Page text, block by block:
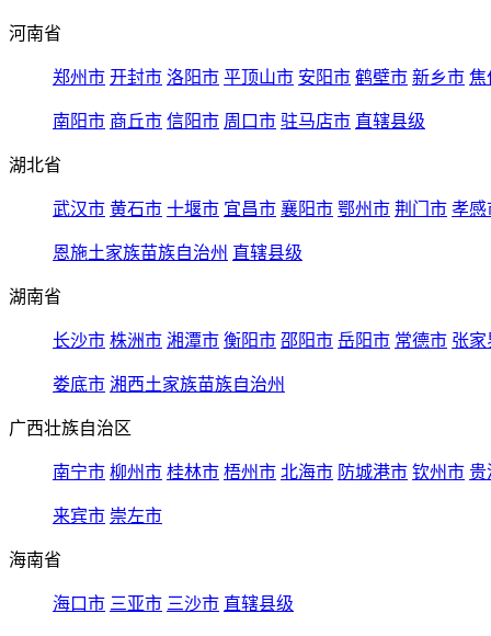
河南省
郑州市 开封市 洛阳市 平顶山市 安阳市 鹤壁市 新乡市 焦
南阳市 商丘市 信阳市 周口市 驻马店市 直辖县级
湖北省
武汉市 黄石市 十堰市 宜昌市 襄阳市 鄂州市 荆门市 孝感
恩施土家族苗族自治州 直辖县级
湖南省
长沙市 株洲市 湘潭市 衡阳市 邵阳市 岳阳市 常德市 张家
娄底市 湘西土家族苗族自治州
广西壮族自治区
南宁市 柳州市 桂林市 梧州市 北海市 防城港市 钦州市 贵
来宾市 崇左市
海南省
海口市 三亚市 三沙市 直辖县级